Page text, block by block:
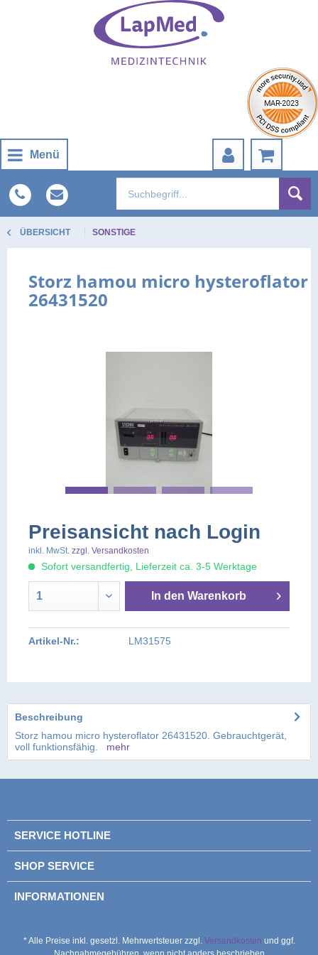
Menü
ÜBERSICHT SONSTIGE
Storz hamou micro hysteroflator
26431520
Preisansicht nach Login
inkl. MwSt. zzgl. Versandkosten
Sofort versandfertig, Lieferzeit ca. 3-5 Werktage
In den Warenkorb
Artikel-Nr.: LM31575
Beschreibung
Storz hamou micro hysteroflator 26431520. Gebrauchtgerät,
voll funktionsfähig. mehr
SERVICE HOTLINE
SHOP SERVICE
INFORMATIONEN
* Alle Preise inkl. gesetzl. Mehrwertsteuer zzgl. Versandkosten und ggf.